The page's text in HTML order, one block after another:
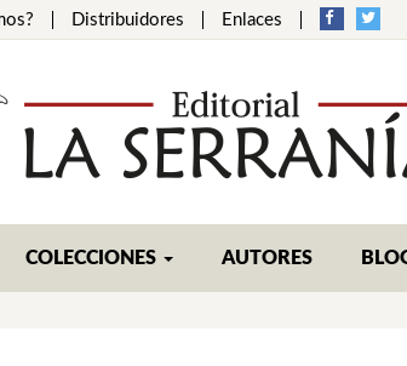
Distribuidores Enlaces
COLECCIONES AUTORES